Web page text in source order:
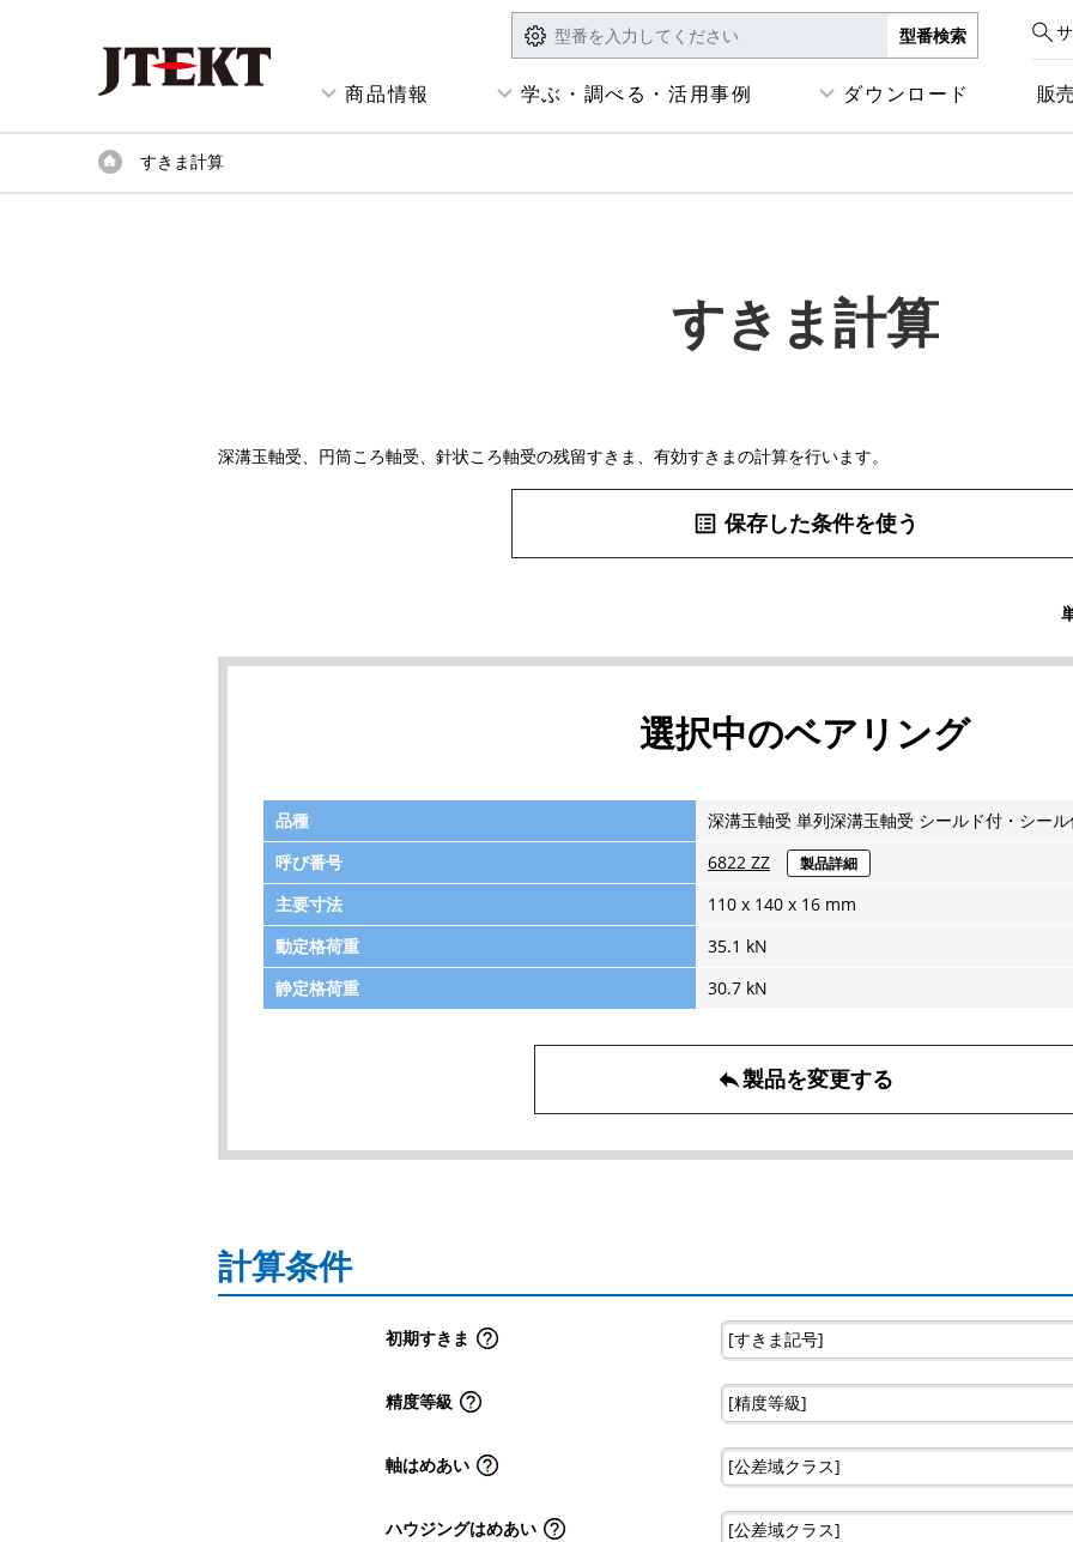
商品情報 学ぶ・調べる・活用事例 ダウンロード 販
すきま計算
すきま計算
深溝玉軸受、円筒ころ軸受、針状ころ軸受の残留すきま、有効すきまの計算を行います。
list_alt 保存した条件を使う
選択中のベアリング
品種
深溝玉軸受 単列深溝玉軸受 シールド付・シー
呼び番号
6822 ZZ 製品詳細
主要寸法
110 x 140 x 16 mm
動定格荷重
35.1 kN
静定格荷重
30.7 kN
reply製品を変更する
計算条件
初期すきま
精度等級
軸はめあい
ハウジングはめあい